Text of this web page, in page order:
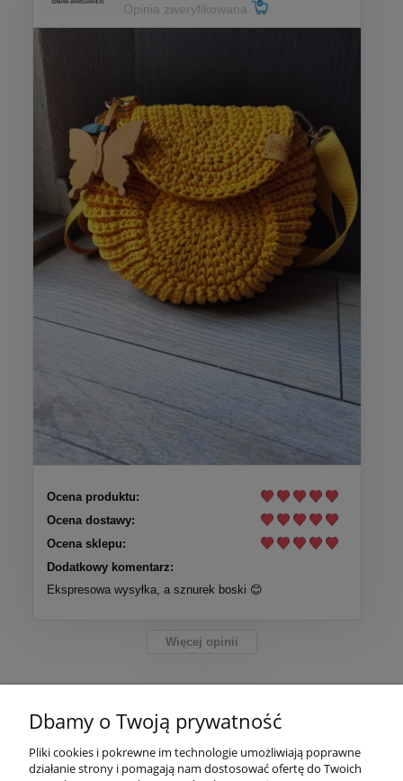
Opinia zweryfikowana
Ocena produktu:
Ocena dostawy:
Ocena sklepu:
Dodatkowy komentarz:
Ekspresowa wysyłka, a sznurek boski 😊
Więcej opinii
Moje konto
Dbamy o Twoją prywatność
Pliki cookies i pokrewne im technologie umożliwiają poprawne
działanie strony i pomagają nam dostosować ofertę do Twoich